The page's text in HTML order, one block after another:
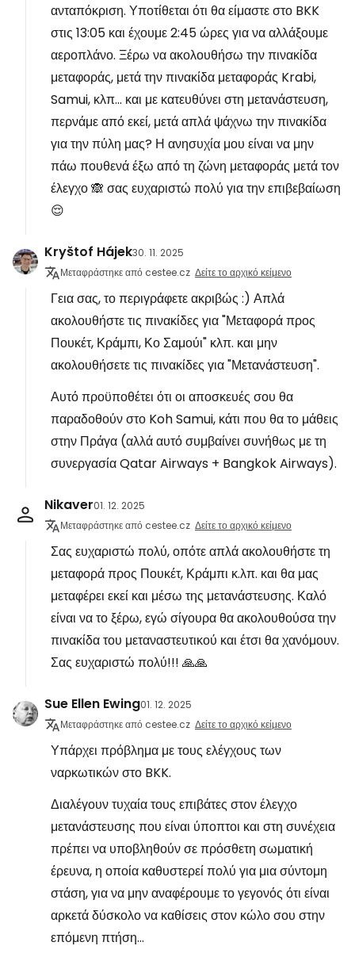
ανταπόκριση. Υποτίθεται ότι θα είμαστε στο BKK
στις 13:05 και έχουμε 2:45 ώρες για να αλλάξουμε
αεροπλάνο. Ξέρω να ακολουθήσω την πινακίδα
μεταφοράς, μετά την πινακίδα μεταφοράς Krabi,
Samui, κλπ... και με κατευθύνει στη μετανάστευση,
περνάμε από εκεί, μετά απλά ψάχνω την πινακίδα
για την πύλη μας? Η ανησυχία μου είναι να μην
πάω πουθενά έξω από τη ζώνη μεταφοράς μετά τον
έλεγχο 🙈 σας ευχαριστώ πολύ για την επιβεβαίωση
😌
Kryštof Hájek30. 11. 2025
Μεταφράστηκε από cestee.cz Δείτε το αρχικό κείμενο
Γεια σας, το περιγράφετε ακριβώς :) Απλά
ακολουθήστε τις πινακίδες για "Μεταφορά προς
Πουκέτ, Κράμπι, Κο Σαμούι" κλπ. και μην
ακολουθήσετε τις πινακίδες για "Μετανάστευση".
Αυτό προϋποθέτει ότι οι αποσκευές σου θα
παραδοθούν στο Koh Samui, κάτι που θα το μάθεις
στην Πράγα (αλλά αυτό συμβαίνει συνήθως με τη
συνεργασία Qatar Airways + Bangkok Airways).
Nikaver01. 12. 2025
Μεταφράστηκε από cestee.cz Δείτε το αρχικό κείμενο
Σας ευχαριστώ πολύ, οπότε απλά ακολουθήστε τη
μεταφορά προς Πουκέτ, Κράμπι κ.λπ. και θα μας
μεταφέρει εκεί και μέσω της μετανάστευσης. Καλό
είναι να το ξέρω, εγώ σίγουρα θα ακολουθούσα την
πινακίδα του μεταναστευτικού και έτσι θα χανόμουν.
Σας ευχαριστώ πολύ!!! 🙏🙏
Sue Ellen Ewing01. 12. 2025
Μεταφράστηκε από cestee.cz Δείτε το αρχικό κείμενο
Υπάρχει πρόβλημα με τους ελέγχους των
ναρκωτικών στο BKK.
Διαλέγουν τυχαία τους επιβάτες στον έλεγχο
μετανάστευσης που είναι ύποπτοι και στη συνέχεια
πρέπει να υποβληθούν σε πρόσθετη σωματική
έρευνα, η οποία καθυστερεί πολύ για μια σύντομη
στάση, για να μην αναφέρουμε το γεγονός ότι είναι
αρκετά δύσκολο να καθίσεις στον κώλο σου στην
επόμενη πτήση...